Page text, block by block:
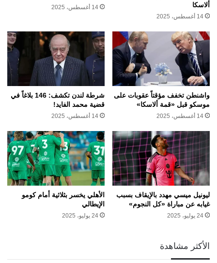
ألاسكا
14 أغسطس، 2025
14 أغسطس، 2025
واشنطن تخفف مؤقتاً عقوبات على
موسكو قبل «قمة ألاسكا»
14 أغسطس، 2025
شرطة لندن تكشف: 146 بلاغاً في
قضية محمد الفايد!
14 أغسطس، 2025
ليونيل ميسي مهدد بالإيقاف بسبب
غيابه عن مباراة «كل النجوم»
24 يوليو، 2025
الأهلي يخسر بثلاثية أمام كومو
الإيطالي
24 يوليو، 2025
الأكثر مشاهدة